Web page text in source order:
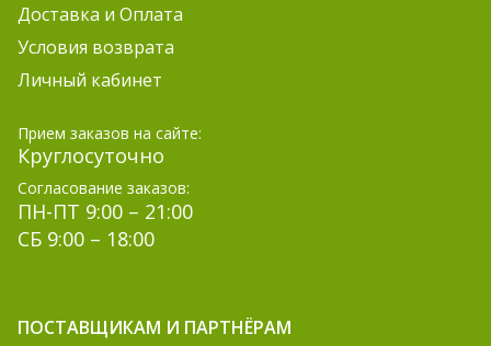
Доставка и Оплата
Условия возврата
Личный кабинет
Прием заказов на сайте:
Круглосуточно
Согласование заказов:
ПН-ПТ 9:00 – 21:00
СБ 9:00 – 18:00
ПОСТАВЩИКАМ И ПАРТНЁРАМ